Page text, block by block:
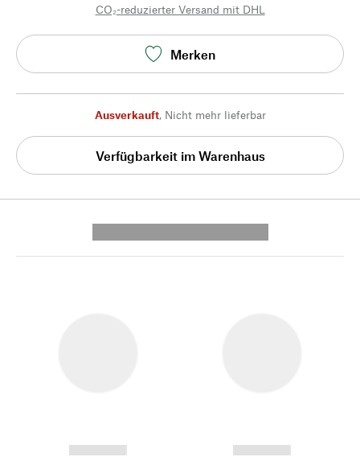
CO₂-reduzierter Versand mit DHL
Merken
Ausverkauft, Nicht mehr lieferbar
Verfügbarkeit im Warenhaus
------------
------------